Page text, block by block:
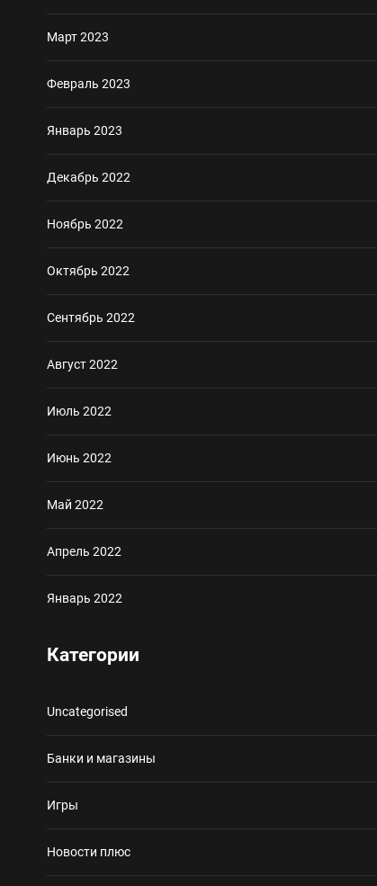
Март 2023
Февраль 2023
Январь 2023
Декабрь 2022
Ноябрь 2022
Октябрь 2022
Сентябрь 2022
Август 2022
Июль 2022
Июнь 2022
Май 2022
Апрель 2022
Январь 2022
Категории
Uncategorised
Банки и магазины
Игры
Новости плюс